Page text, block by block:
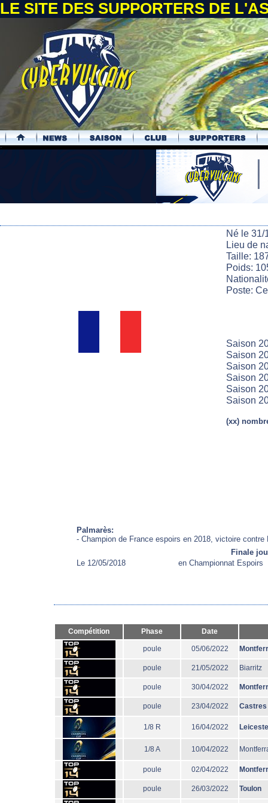
LE SITE DES SUPPORTERS DE
.
Né le 31/
Lieu de
Taille:
Poids:
Poste:
Saison
Saison
Saison
Saison
Saison
Saison
(xx)
Palmarès:
- Champion de France espoirs en 2018, victoire contre
Finale
Le 12/05/2018
en Championnat Espoirs
Compétition Phase Date
poule 05/06/2022
poule 21/05/2022 Biarritz
poule 30/04/2022
poule 23/04/2022 Castres
1/8 R 16/04/2022
1/8 A 10/04/2022
poule 02/04/2022
poule 26/03/2022 Toulon